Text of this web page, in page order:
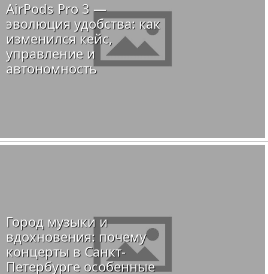
AirPods Pro 3 —
эволюция удобства: как
изменился кейс,
управление и
автономность
Город музыки и
вдохновения: почему
концерты в Санкт-
Петербурге особенные